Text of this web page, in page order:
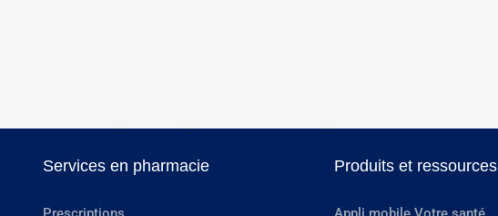
Services en pharmacie Produits et ressources